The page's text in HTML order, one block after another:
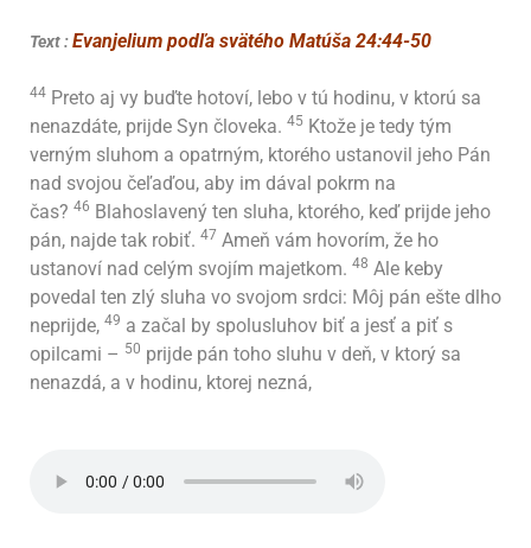
Text :Evanjelium podľa svätého Matúša 24:44-50
44 Preto aj vy buďte hotoví, lebo v tú hodinu, v ktorú sa
nenazdáte, prijde Syn človeka. 45 Ktože je tedy tým
verným sluhom a opatrným, ktorého ustanovil jeho Pán
nad svojou čeľaďou, aby im dával pokrm na
čas? 46 Blahoslavený ten sluha, ktorého, keď prijde jeho
pán, najde tak robiť. 47 Ameň vám hovorím, že ho
ustanoví nad celým svojím majetkom. 48 Ale keby
povedal ten zlý sluha vo svojom srdci: Môj pán ešte dlho
neprijde, 49 a začal by spolusluhov biť a jesť a piť s
opilcami – 50 prijde pán toho sluhu v deň, v ktorý sa
nenazdá, a v hodinu, ktorej nezná,